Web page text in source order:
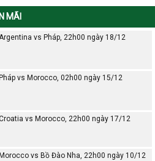
MÃI
vs Pháp, 22h00 ngày 18/12
vs Morocco, 02h00 ngày 15/12
vs Morocco, 22h00 ngày 17/12
vs Bồ Đào Nha, 22h00 ngày 10/12